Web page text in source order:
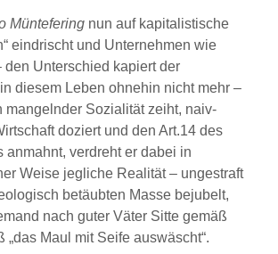
Müntefering nun auf kapitalistische
eindrischt und Unternehmen wie
den Unterschied kapiert der
diesem Leben ohnehin nicht mehr –
mangelnder Sozialität zeiht, naiv-
doziert und den Art.14 des
anmahnt, verdreht er dabei in
Weise jegliche Realität – ungestraft
betäubten Masse bejubelt,
nach guter Väter Sitte gemäß
„das Maul mit Seife auswäscht“.